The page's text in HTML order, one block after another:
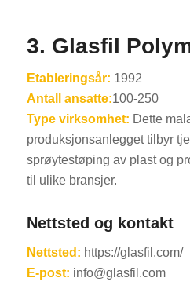
3. Glasfil
Etableringsår: 1992
Antall ansatte:100-250
Type virksomhet: Dette
produksjonsanlegget tilbyr
sprøytestøping av plast og
til ulike bransjer.
Nettsted og kontakt
Nettsted: https://glasfil.com/
E-post: info@glasfil.com